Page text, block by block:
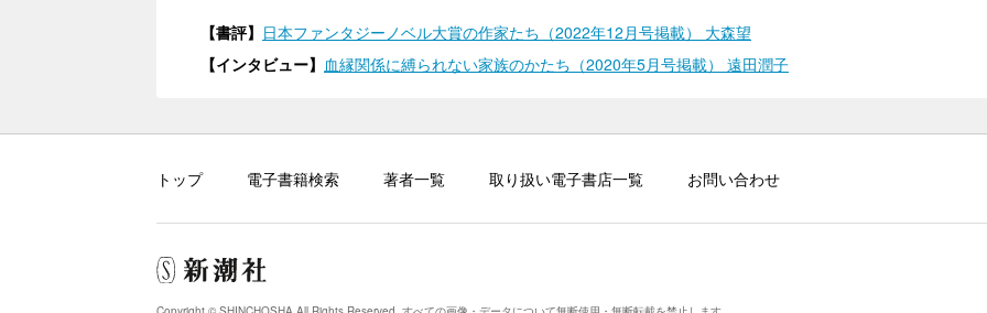
【書評】 日本ファンタジーノベル大賞の作家たち（2022年12月号掲載） 大森望
【インタビュー】 血縁関係に縛られない家族のかたち（2020年5月号掲載） 遠田潤子
トップ 電子書籍検索 著者一覧 取り扱い電子書店一覧 お問い合わせ